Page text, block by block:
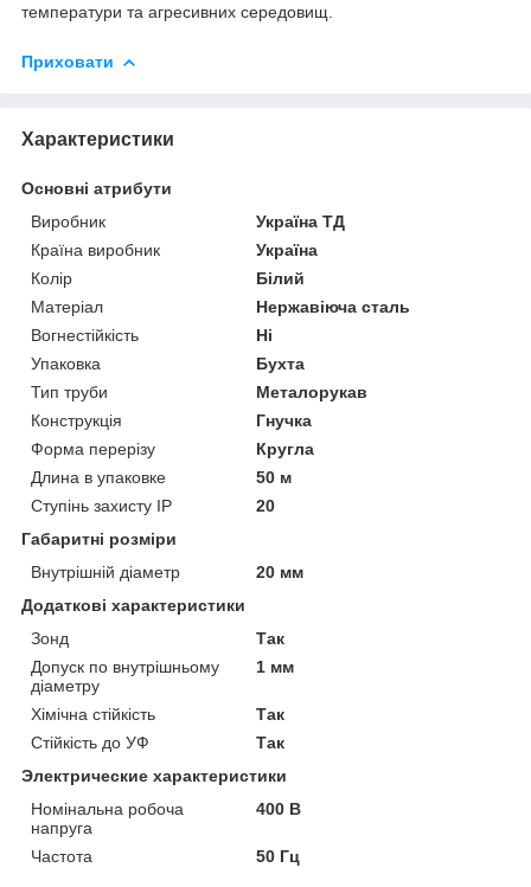
температури та агресивних середовищ.
Приховати
Характеристики
Основні атрибути
Виробник
Україна ТД
Країна виробник
Україна
Колір
Білий
Матеріал
Нержавіюча сталь
Вогнестійкість
Ні
Упаковка
Бухта
Тип труби
Металорукав
Конструкція
Гнучка
Форма перерізу
Кругла
Длина в упаковке
50 м
Ступінь захисту IP
20
Габаритні розміри
Внутрішній діаметр
20 мм
Додаткові характеристики
Зонд
Так
Допуск по внутрішньому
діаметру
1 мм
Хімічна стійкість
Так
Стійкість до УФ
Так
Электрические характеристики
Номінальна робоча
напруга
400 В
Частота 50 Гц